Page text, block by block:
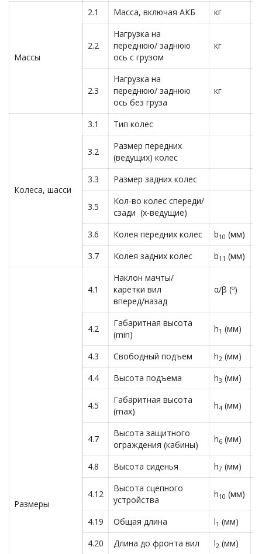
Массы
2.1 Масса, включая АКБ кг
2.2
Нагрузка на
переднюю/ заднюю
ось с грузом
кг
2.3
Нагрузка на
переднюю/ заднюю
ось без груза
кг
Колеса, шасси
3.1 Тип колес
3.2
Размер передних
(ведущих) колес
3.3 Размер задних колес
3.5
Кол-во колес спереди/
сзади (х-ведущие)
3.6 Колея передних колес b10 (мм)
3.7
Колея задних колес b11 (мм)
Размеры
4.1
Наклон мачты/
каретки вил
вперед/назад
α/β (º)
4.2
Габаритная высота
(min)
h1 (мм)
4.3 Свободный подъем h2 (мм)
4.4
Высота подъема h3 (мм)
4.5
Габаритная высота
(max)
h4 (мм)
4.7
Высота защитного
ограждения (кабины)
h6 (мм)
4.8 Высота сиденья h7 (мм)
4.12
Высота сцепного
устройства
h10 (мм)
4.19 Общая длина l1 (мм)
4.20
Длина до фронта вил l2 (мм)